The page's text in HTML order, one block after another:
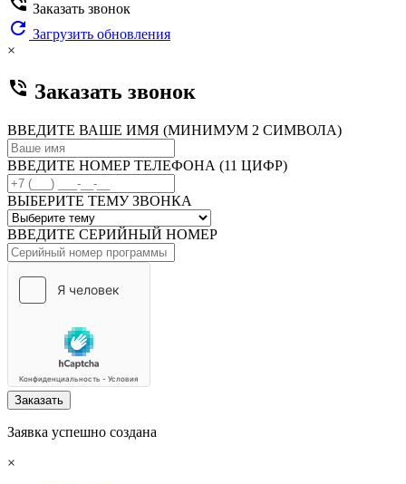
Заказать звонок
refresh Загрузить обновления
×
phone_in_talk Заказать звонок
ВВЕДИТЕ ВАШЕ ИМЯ (МИНИМУМ 2 СИМВОЛА)
ВВЕДИТЕ НОМЕР ТЕЛЕФОНА (11 ЦИФР)
ВЫБЕРИТЕ ТЕМУ ЗВОНКА
ВВЕДИТЕ СЕРИЙНЫЙ НОМЕР
Заказать
Заявка успешно создана
×